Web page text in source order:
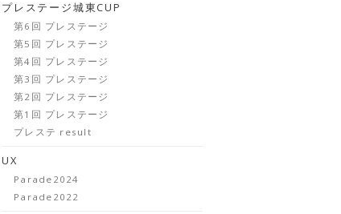
プレステージ城東CUP
第6回 プレステージ
第5回 プレステージ
第4回 プレステージ
第3回 プレステージ
第2回 プレステージ
第1回 プレステージ
プレステ result
UX
Parade2024
Parade2022